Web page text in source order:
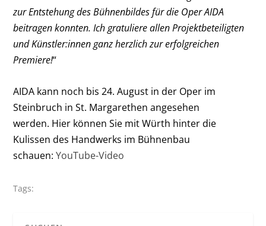
zur Entstehung des Bühnenbildes für die Oper AIDA
beitragen konnten. Ich gratuliere allen Projektbeteiligten
und Künstler:innen ganz herzlich zur erfolgreichen
Premiere!“
AIDA kann noch bis 24. August in der Oper im
Steinbruch in St. Margarethen angesehen
werden. Hier können Sie mit Würth hinter die
Kulissen des Handwerks im Bühnenbau
schauen:YouTube-Video
Tags: